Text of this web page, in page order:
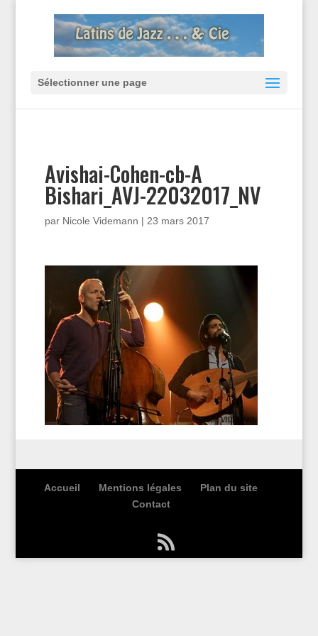
Sélectionner une page
Avishai-Cohen-cb-A
Bishari_AVJ-22032017_NV
par Nicole Videmann | 23 mars 2017
Accueil Mentions légales
Plan du site
Contact